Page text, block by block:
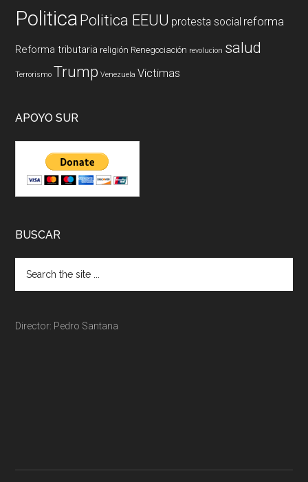
PoliticaPolitica EEUU protesta social reforma
Reforma tributaria religión Renegociación revolucion salud
Terrorismo Trump Venezuela Victimas
APOYO SUR
BUSCAR
Director: Pedro Santana